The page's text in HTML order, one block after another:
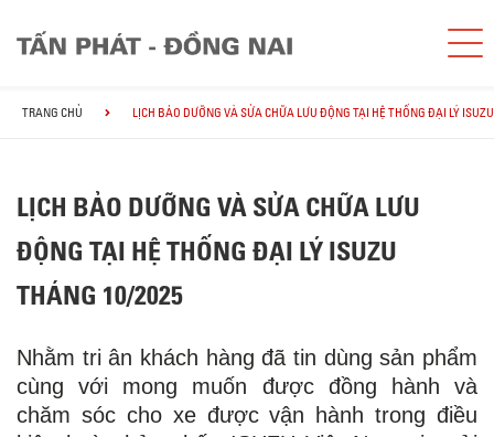
TRANG CHỦ LỊCH BẢO DƯỠNG VÀ SỬA CHỮA LƯU ĐỘNG TẠI HỆ THỐNG ĐẠI LÝ
LỊCH BẢO DƯỠNG VÀ SỬA CHỮA LƯU
ĐỘNG TẠI HỆ THỐNG ĐẠI LÝ ISUZU
THÁNG 10/2025
Nhằm tri ân khách hàng đã tin dùng sản phẩm
cùng với mong muốn được đồng hành và
chăm sóc cho xe được vận hành trong điều